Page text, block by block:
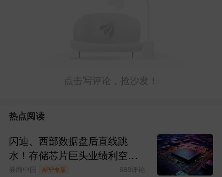
点击写评论，抢沙发！
热点阅读
闪迪、西部数据盘后直线跳
水！存储芯片巨头业绩利空来
袭
券商中国 APP专享 688评论